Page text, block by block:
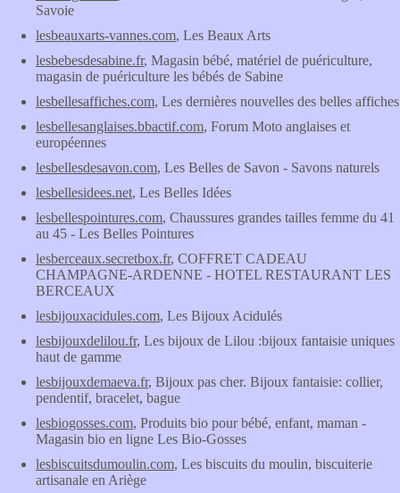
Savoie
lesbeauxarts-vannes.com, Les Beaux Arts
lesbebesdesabine.fr, Magasin bébé, matériel de puériculture,
magasin de puériculture les bébés de Sabine
lesbellesaffiches.com, Les dernières nouvelles des belles affiches
lesbellesanglaises.bbactif.com, Forum Moto anglaises et
européennes
lesbellesdesavon.com, Les Belles de Savon - Savons naturels
lesbellesidees.net, Les Belles Idées
lesbellespointures.com, Chaussures grandes tailles femme du 41
au 45 - Les Belles Pointures
lesberceaux.secretbox.fr, COFFRET CADEAU
CHAMPAGNE-ARDENNE - HOTEL RESTAURANT LES
BERCEAUX
lesbijouxacidules.com, Les Bijoux Acidulés
lesbijouxdelilou.fr, Les bijoux de Lilou :bijoux fantaisie uniques
haut de gamme
lesbijouxdemaeva.fr, Bijoux pas cher. Bijoux fantaisie: collier,
pendentif, bracelet, bague
lesbiogosses.com, Produits bio pour bébé, enfant, maman -
Magasin bio en ligne Les Bio-Gosses
lesbiscuitsdumoulin.com, Les biscuits du moulin, biscuiterie
artisanale en Ariège